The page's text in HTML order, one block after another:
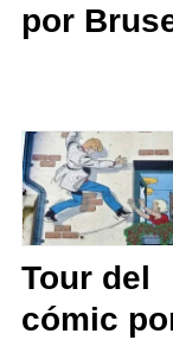
por
Tour del
cómic